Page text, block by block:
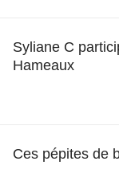
Syliane C
Hameaux
Ces pépites de